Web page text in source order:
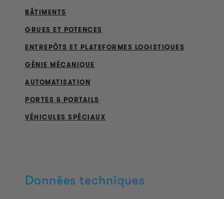
BÂTIMENTS
GRUES ET POTENCES
ENTREPÔTS ET PLATEFORMES LOGISTIQUES
GÉNIE MÉCANIQUE
AUTOMATISATION
PORTES & PORTAILS
VÉHICULES SPÉCIAUX
Données techniques